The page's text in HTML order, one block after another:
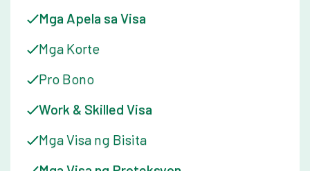
Mga Apela sa Visa
Mga Korte
Pro Bono
Work & Skilled Visa
Mga Visa ng Bisita